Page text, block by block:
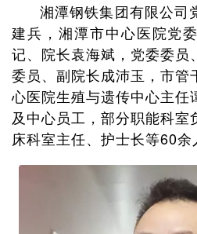
湘潭钢铁集团有限公司
建兵，湘潭市中心医院党
记、院长袁海斌，党委委员
委员、副院长成沛玉，市管
心医院生殖与遗传中心主任
及中心员工，部分职能科室
床科室主任、护士长等60余